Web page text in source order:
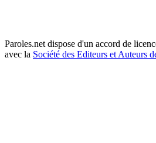
Paroles.net dispose d'un accord de
avec la Société des Editeurs et Auteurs